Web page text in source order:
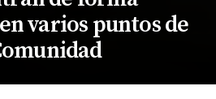
varios puntos de